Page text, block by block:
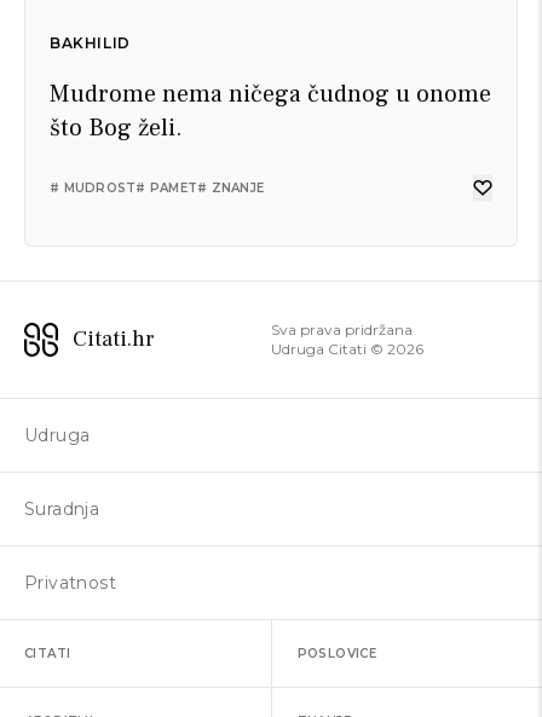
BAKHILID
Mudrome nema ničega čudnog u onome
što Bog želi.
# MUDROST# PAMET# ZNANJE
Citati.hr
Sva prava pridržana
Udruga Citati © 2026
Udruga
Suradnja
Privatnost
CITATI POSLOVICE